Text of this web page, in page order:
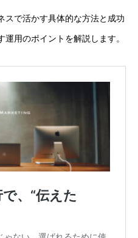
スで活かす具体的な方法と成功
用のポイントを解説します。